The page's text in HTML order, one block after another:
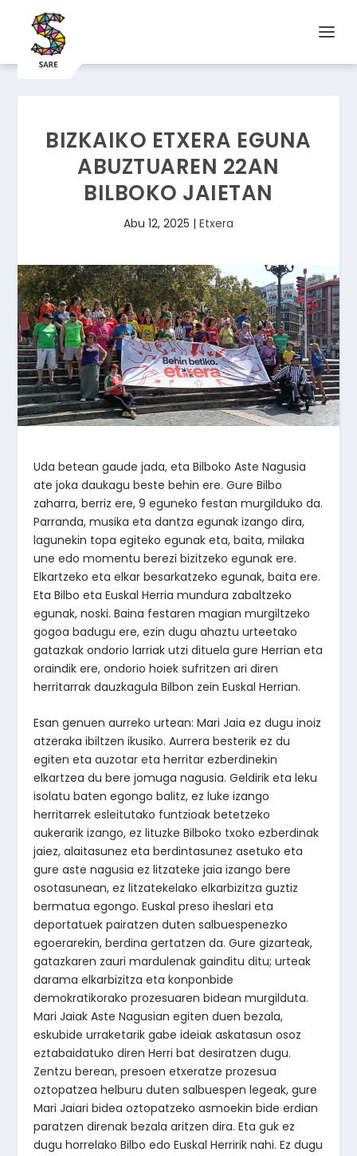
BIZKAIKO ETXERA EGUNA
ABUZTUAREN 22AN
BILBOKO JAIETAN
Abu 12, 2025 | Etxera
Uda betean gaude jada, eta Bilboko Aste Nagusia
ate joka daukagu beste behin ere. Gure Bilbo
zaharra, berriz ere, 9 eguneko festan murgilduko da.
Parranda, musika eta dantza egunak izango dira,
lagunekin topa egiteko egunak eta, baita, milaka
une edo momentu berezi bizitzeko egunak ere.
Elkartzeko eta elkar besarkatzeko egunak, baita ere.
Eta Bilbo eta Euskal Herria mundura zabaltzeko
egunak, noski. Baina festaren magian murgiltzeko
gogoa badugu ere, ezin dugu ahaztu urteetako
gatazkak ondorio larriak utzi dituela gure Herrian eta
oraindik ere, ondorio hoiek sufritzen ari diren
herritarrak dauzkagula Bilbon zein Euskal Herrian.
Esan genuen aurreko urtean: Mari Jaia ez dugu inoiz
atzeraka ibiltzen ikusiko. Aurrera besterik ez du
egiten eta auzotar eta herritar ezberdinekin
elkartzea du bere jomuga nagusia. Geldirik eta leku
isolatu baten egongo balitz, ez luke izango
herritarrek esleitutako funtzioak betetzeko
aukerarik izango, ez lituzke Bilboko txoko ezberdinak
jaiez, alaitasunez eta berdintasunez asetuko eta
gure aste nagusia ez litzateke jaia izango bere
osotasunean, ez litzatekelako elkarbizitza guztiz
bermatua egongo. Euskal preso iheslari eta
deportatuek pairatzen duten salbuespenezko
egoerarekin, berdina gertatzen da. Gure gizarteak,
gatazkaren zauri mardulenak gainditu ditu; urteak
darama elkarbizitza eta konponbide
demokratikorako prozesuaren bidean murgilduta.
Mari Jaiak Aste Nagusian egiten duen bezala,
eskubide urraketarik gabe ideiak askatasun osoz
eztabaidatuko diren Herri bat desiratzen dugu.
Zentzu berean, presoen etxeratze prozesua
oztopatzea helburu duten salbuespen legeak, gure
Mari Jaiari bidea oztopatzeko asmoekin bide erdian
paratzen direnak bezala aritzen dira. Eta guk ez
dugu horrelako Bilbo edo Euskal Herririk nahi. Ez dugu